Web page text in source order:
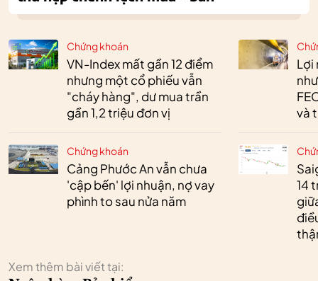
Chứng khoán
VN-Index mất gần 12 điểm
nhưng một cổ phiếu vẫn
"cháy hàng", dư mua trần
gần 1,2 triệu đơn vị
Chứng khoán
Cảng Phước An vẫn chưa
'cập bến' lợi nhuận, nợ vay
phình to sau nửa năm
Lợi
và
14
Xem thêm bài viết tại: